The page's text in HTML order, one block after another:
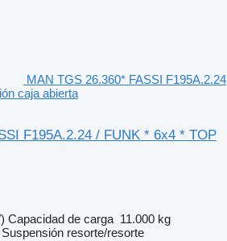
MAN TGS 26.360* FASSI F195A.2.24
caja abierta
F195A.2.24 / FUNK * 6x4 * TOP
Capacidad de carga 11.000 kg
Suspensión resorte/resorte